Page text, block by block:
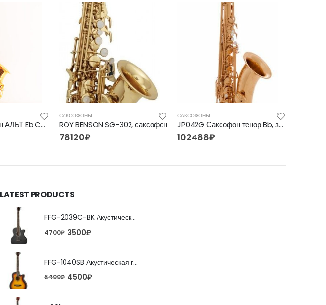
FLT-SAL Саксофон АЛЬТ Eb Conductor
САКСОФОНЫ
ROY BENSON SG-302, саксофон
78120₽
САКСОФОНЫ
JP042G Саксофон тенор Bb, золотой лак, John Packer
102488₽
LATEST PRODUCTS
FFG-2039C-BK Акустическая гитара, черная, Foix
4700₽ 3500₽
FFG-1040SB Акустическая гитара, санберст, с вырезом, Foix
5400₽ 4500₽